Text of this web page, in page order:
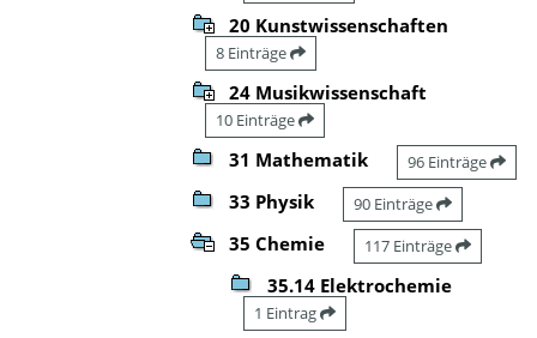
20 Kunstwissenschaften
8 Einträge
24 Musikwissenschaft
10 Einträge
31 Mathematik 96 Einträge
33 Physik 90 Einträge
35 Chemie 117 Einträge
35.14 Elektrochemie
1 Eintrag